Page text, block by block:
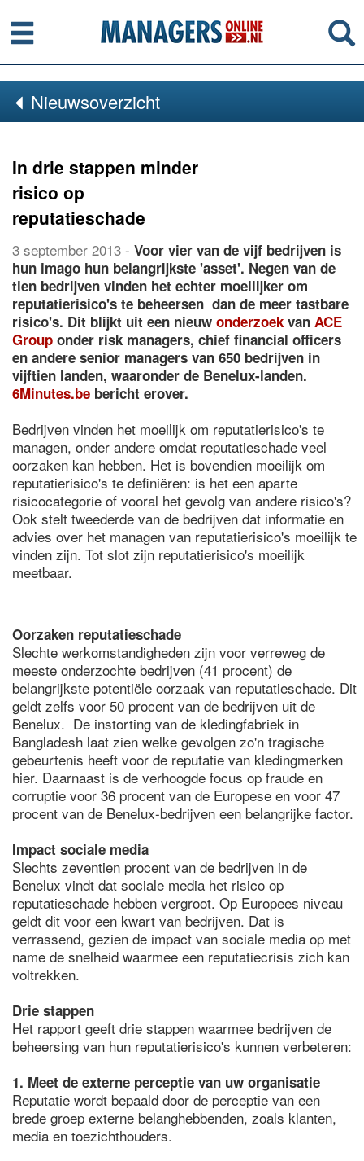
Menu
Nieuwsoverzicht
In drie stappen minder
risico op
reputatieschade
3 september 2013 - Voor vier van de vijf bedrijven is
hun imago hun belangrijkste 'asset'. Negen van de
tien bedrijven vinden het echter moeilijker om
reputatierisico's te beheersen dan de meer tastbare
risico's. Dit blijkt uit een nieuw onderzoek van ACE
Group onder risk managers, chief financial officers
en andere senior managers van 650 bedrijven in
vijftien landen, waaronder de Benelux-landen.
6Minutes.be bericht erover.
Bedrijven vinden het moeilijk om reputatierisico's te
managen, onder andere omdat reputatieschade veel
oorzaken kan hebben. Het is bovendien moeilijk om
reputatierisico's te definiëren: is het een aparte
risicocategorie of vooral het gevolg van andere risico's?
Ook stelt tweederde van de bedrijven dat informatie en
advies over het managen van reputatierisico's moeilijk te
vinden zijn. Tot slot zijn reputatierisico's moeilijk
meetbaar.
Oorzaken reputatieschade
Slechte werkomstandigheden zijn voor verreweg de
meeste onderzochte bedrijven (41 procent) de
belangrijkste potentiële oorzaak van reputatieschade. Dit
geldt zelfs voor 50 procent van de bedrijven uit de
Benelux. De instorting van de kledingfabriek in
Bangladesh laat zien welke gevolgen zo'n tragische
gebeurtenis heeft voor de reputatie van kledingmerken
hier. Daarnaast is de verhoogde focus op fraude en
corruptie voor 36 procent van de Europese en voor 47
procent van de Benelux-bedrijven een belangrijke factor.
Impact sociale media
Slechts zeventien procent van de bedrijven in de
Benelux vindt dat sociale media het risico op
reputatieschade hebben vergroot. Op Europees niveau
geldt dit voor een kwart van bedrijven. Dat is
verrassend, gezien de impact van sociale media op met
name de snelheid waarmee een reputatiecrisis zich kan
voltrekken.
Drie stappen
Het rapport geeft drie stappen waarmee bedrijven de
beheersing van hun reputatierisico's kunnen verbeteren:
1. Meet de externe perceptie van uw organisatie
Reputatie wordt bepaald door de perceptie van een
brede groep externe belanghebbenden, zoals klanten,
media en toezichthouders.